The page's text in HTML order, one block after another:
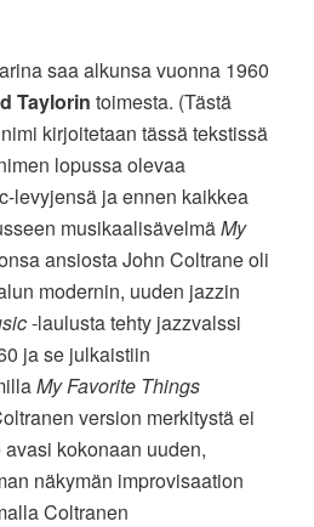
saa alkunsa vuonna 1960
Taylorin toimesta. (Tästä
kirjoitetaan tässä tekstissä
lopussa olevaa
levyjensä ja ennen kaikkea
musikaalisävelmäMy
ansiosta John Coltrane oli
modernin, uuden jazzin
-laulusta tehty jazzvalssi
ja se julkaistiin
My Favorite Things
version merkitystä ei
kokonaan uuden,
näkymän improvisaation
Coltranen